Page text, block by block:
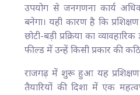
उपयोग से जनगणना कार्य
बनेगा। यही कारण है कि
छोटी-बड़ी प्रक्रिया का
फील्ड में उन्हें किसी प्रकार की
राजगढ़ में शुरू हुआ यह
तैयारियों की दिशा में एक